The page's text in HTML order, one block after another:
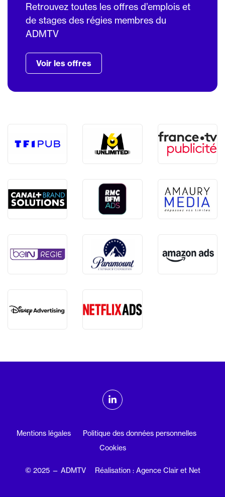
Retrouvez toutes les offres d’emplois et
de stages des régies membres du
ADMTV
Voir les offres
ADMTV sur les réseaux sociaux
Linkedin
Mentions légales
Politique des données personnelles
Cookies
© 2025 — ADMTV Réalisation : Agence Clair et Net